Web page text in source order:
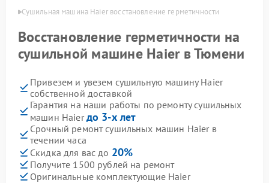
Сушильная машина Haier восстановление герметичности
Восстановление герметичности на
сушильной машине Haier в Тюмени
Привезем и увезем сушильную машину Haier
собственной доставкой
Гарантия на наши работы по ремонту сушильных
машин Haierдо 3-х лет
Срочный ремонт сушильных машин Haier в
течении часа
Скидка для вас до 20%
Получите 1500 рублей на ремонт
Оригинальные комплектующие Haier